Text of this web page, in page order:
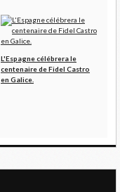
L'Espagne célébrera le
centenaire de Fidel Castro
en Galice.